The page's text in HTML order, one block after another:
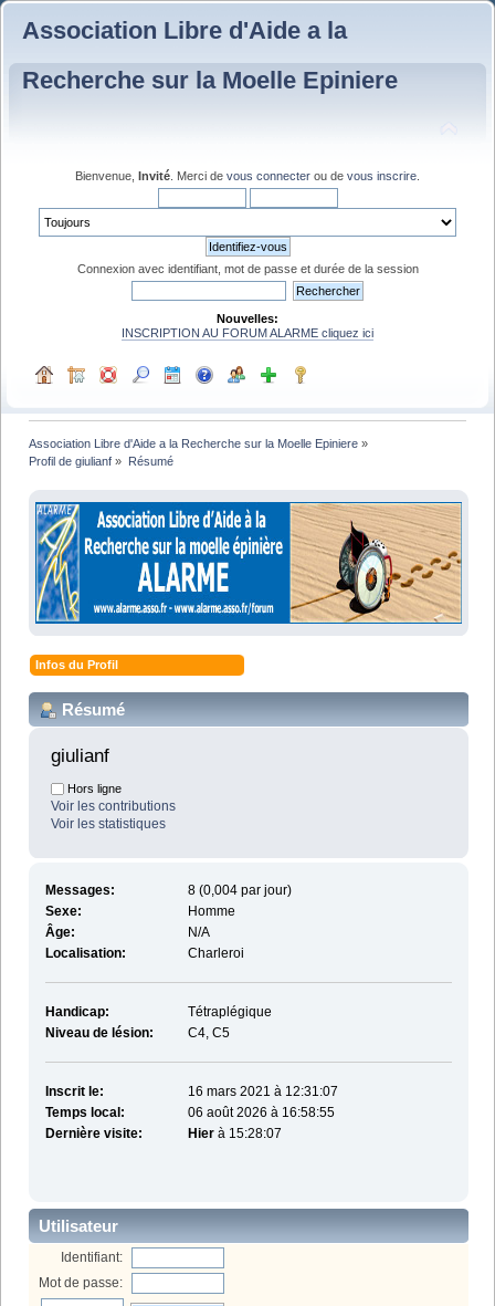
Association Libre d'Aide a la
Recherche sur la Moelle Epiniere
Bienvenue, Invité . Merci de vous connecter ou de vous inscrire
Connexion avec identifiant, mot de passe et durée de la session
Nouvelles:
INSCRIPTION AU FORUM ALARME cliquez ici
Association Libre d'Aide a la Recherche sur la Moelle Epiniere »
Profil de giulianf » Résumé
Infos du Profil
Résumé
giulianf
Hors ligne
Voir les contributions
Voir les statistiques
Messages:
8 (0,004 par jour)
Sexe:
Homme
Âge:
N/A
Localisation:
Charleroi
Handicap:
Tétraplégique
Niveau de lésion:
C4, C5
Inscrit le:
16 mars 2021 à 12:31:07
Temps local:
06 août 2026 à 16:58:55
Dernière visite:
Hierà 15:28:07
Utilisateur
Identifiant:
Mot de passe: